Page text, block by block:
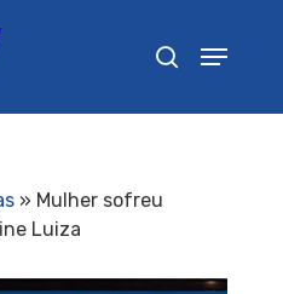
» Mulher sofreu
Luiza